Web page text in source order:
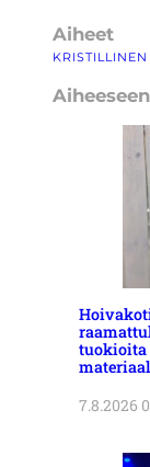
Aiheet
tuokioita
7.8.2026